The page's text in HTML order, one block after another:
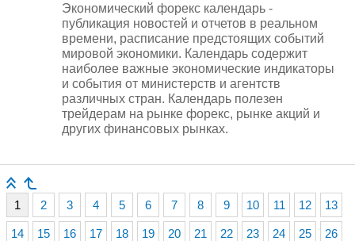
Экономический форекс календарь -
публикация новостей и отчетов в реальном
времени, расписание предстоящих событий
мировой экономики. Календарь содержит
наиболее важные экономические индикаторы
и события от министерств и агентств
различных стран. Календарь полезен
трейдерам на рынке форекс, рынке акций и
других финансовых рынках.
1 2 3 4 5 6 7 8 9 10 11 12 13
14 15 16 17 18 19 20 21 22 23 24 25 26